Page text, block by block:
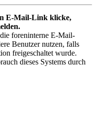
E-Mail-Link klicke,
foreninterne E-Mail-
Benutzer nutzen, falls
freigeschaltet wurde.
dieses Systems durch